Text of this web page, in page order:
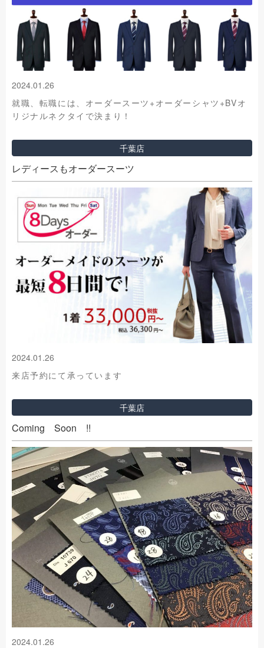
2024.01.26
就職、転職には、オーダースーツ+オーダーシャツ+BVオ
リジナルネクタイで決まり！
千葉店
レディースもオーダースーツ
2024.01.26
来店予約にて承っています
千葉店
Coming Soon !!
2024.01.26